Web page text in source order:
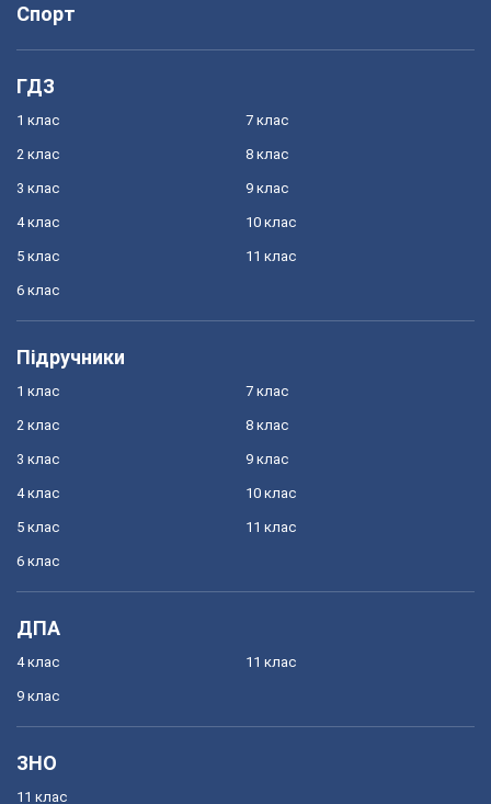
Спорт
ГДЗ
1 клас
2 клас
3 клас
4 клас
5 клас
6 клас
7 клас
8 клас
9 клас
10 клас
11 клас
Підручники
1 клас
2 клас
3 клас
4 клас
5 клас
6 клас
7 клас
8 клас
9 клас
10 клас
11 клас
ДПА
4 клас
9 клас
11 клас
ЗНО
11 клас